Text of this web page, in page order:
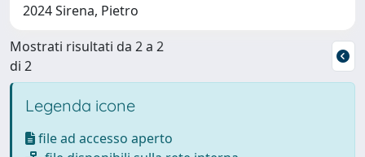
2024 Sirena, Pietro
Mostrati risultati da 2 a 2
di 2
Legenda icone
file ad accesso aperto